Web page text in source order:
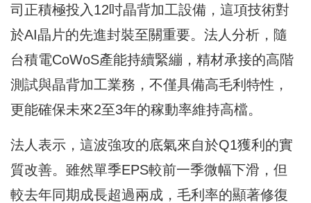
司正積極投入12吋晶背加工設備，這項技術對
於AI晶片的先進封裝至關重要。法人分析，隨
台積電CoWoS產能持續緊繃，精材承接的高階
測試與晶背加工業務，不僅具備高毛利特性，
更能確保未來2至3年的稼動率維持高檔。
法人表示，這波強攻的底氣來自於Q1獲利的實
質改善。雖然單季EPS較前一季微幅下滑，但
較去年同期成長超過兩成，毛利率的顯著修復